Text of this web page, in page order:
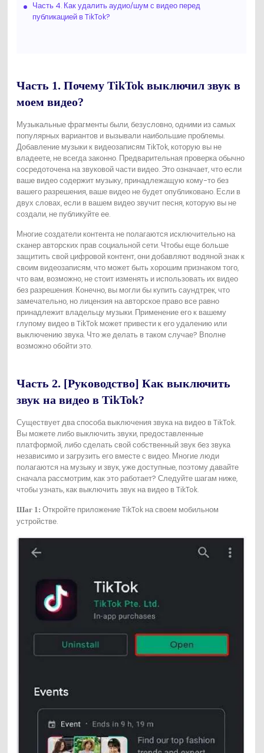
Часть 4. Как удалить аудио/шум с видео перед
публикацией в TikTok?
Часть 1. Почему TikTok выключил звук в
моем видео?
Музыкальные фрагменты были, безусловно, одними из самых
популярных вариантов и вызывали наибольшие проблемы.
Добавление музыки к видеозаписям TikTok, которую вы не
владеете, не всегда законно. Предварительная проверка обычно
сосредоточена на звуковой части видео. Это означает, что если
ваше видео содержит музыку, принадлежащую кому-то без
вашего разрешения, ваше видео не будет опубликовано. Если в
двух словах, если в вашем видео звучит песня, которую вы не
создали, не публикуйте ее.
Многие создатели контента не полагаются исключительно на
сканер авторских прав социальной сети. Чтобы еще больше
защитить свой цифровой контент, они добавляют водяной знак к
своим видеозаписям, что может быть хорошим признаком того,
что вам, возможно, не стоит изменять и использовать их видео
без разрешения. Конечно, вы могли бы купить саундтрек, что
замечательно, но лицензия на авторское право все равно
принадлежит владельцу музыки. Применение его к вашему
глупому видео в TikTok может привести к его удалению или
выключению звука. Что же делать в таком случае? Вполне
возможно обойти это.
Часть 2. [Руководство] Как выключить
звук на видео в TikTok?
Существует два способа выключения звука на видео в TikTok.
Вы можете либо выключить звуки, предоставленные
платформой, либо сделать свой собственный звук без звука
независимо и загрузить его вместе с видео. Многие люди
полагаются на музыку и звук, уже доступные, поэтому давайте
сначала рассмотрим, как это работает? Следуйте шагам ниже,
чтобы узнать, как выключить звук на видео в TikTok.
Шаг 1: Откройте приложение TikTok на своем мобильном
устройстве.